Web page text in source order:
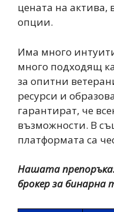
цената на актива,
опции.
Има много
много подходящ
за опитни
ресурси и
гарантират, че
възможности. В
платформата са
Нашата
брокер за бинарна